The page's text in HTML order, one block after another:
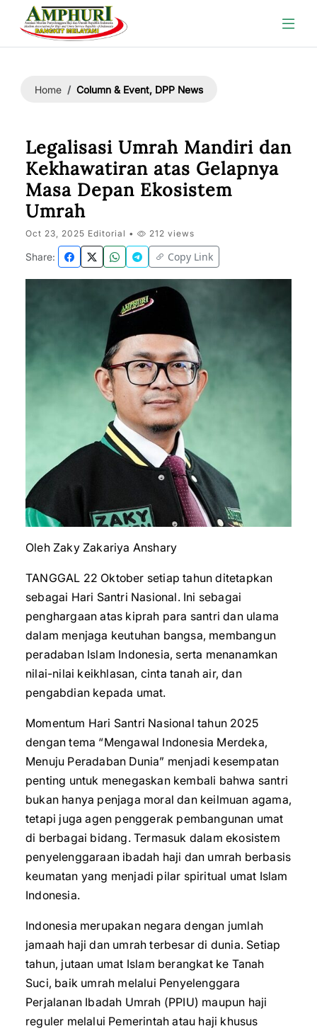
Home Column & Event, DPP News
Legalisasi Umrah Mandiri dan
Kekhawatiran atas Gelapnya
Masa Depan Ekosistem
Umrah
Oct 23, 2025 Editorial • 212 views
Share: Copy Link
Oleh Zaky Zakariya Anshary
TANGGAL 22 Oktober setiap tahun ditetapkan
sebagai Hari Santri Nasional. Ini sebagai
penghargaan atas kiprah para santri dan ulama
dalam menjaga keutuhan bangsa, membangun
peradaban Islam Indonesia, serta menanamkan
nilai-nilai keikhlasan, cinta tanah air, dan
pengabdian kepada umat.
Momentum Hari Santri Nasional tahun 2025
dengan tema “Mengawal Indonesia Merdeka,
Menuju Peradaban Dunia” menjadi kesempatan
penting untuk menegaskan kembali bahwa santri
bukan hanya penjaga moral dan keilmuan agama,
tetapi juga agen penggerak pembangunan umat
di berbagai bidang. Termasuk dalam ekosistem
penyelenggaraan ibadah haji dan umrah berbasis
keumatan yang menjadi pilar spiritual umat Islam
Indonesia.
Indonesia merupakan negara dengan jumlah
jamaah haji dan umrah terbesar di dunia. Setiap
tahun, jutaan umat Islam berangkat ke Tanah
Suci, baik umrah melalui Penyelenggara
Perjalanan Ibadah Umrah (PPIU) maupun haji
reguler melalui Pemerintah atau haji khusus